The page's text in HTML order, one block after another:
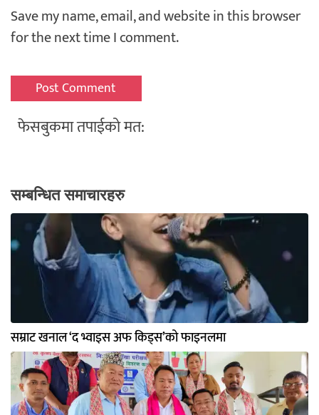
Save my name, email, and website in this browser
for the next time I comment.
फेसबुकमा तपाईको मत:
सम्बन्धित समाचारहरु
सम्राट खनाल ‘द भ्वाइस अफ किड्स’को फाइनलमा